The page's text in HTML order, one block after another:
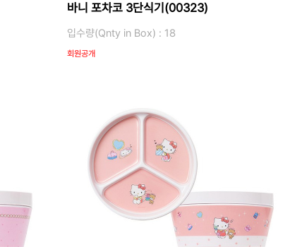
바니 포차코 3단식기(00323)
입수량(Qnty in Box) : 18
회원공개